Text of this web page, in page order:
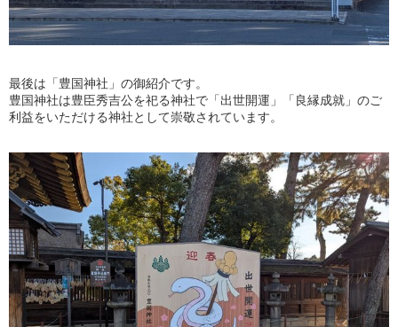
最後は「豊国神社」の御紹介です。
豊国神社は豊臣秀吉公を祀る神社で「出世開運」「良縁成就」のご
利益をいただける神社として崇敬されています。